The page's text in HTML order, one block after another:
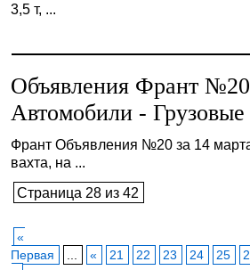
3,5 т, ...
Объявления Франт №20
Автомобили -
Франт Объявления №20 за 14
вахта, на ...
Страница 28 из 42
«
Первая
« 21 22 23 24 25